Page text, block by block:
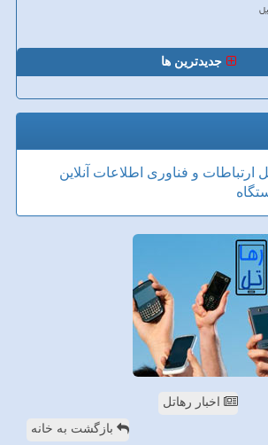
جدیدترین ها
ارتباطات و فناوری اطلاعات آنلاین
اخبار رهاتل
بازگشت به خانه